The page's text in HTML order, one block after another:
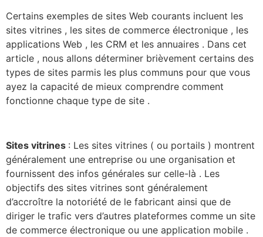
Certains exemples de sites Web courants incluent les
sites vitrines , les sites de commerce électronique , les
applications Web , les CRM et les annuaires . Dans cet
article , nous allons déterminer brièvement certains des
types de sites parmis les plus communs pour que vous
ayez la capacité de mieux comprendre comment
fonctionne chaque type de site .
Sites vitrines : Les sites vitrines ( ou portails ) montrent
généralement une entreprise ou une organisation et
fournissent des infos générales sur celle-là . Les
objectifs des sites vitrines sont généralement
d’accroître la notoriété de le fabricant ainsi que de
diriger le trafic vers d’autres plateformes comme un site
de commerce électronique ou une application mobile .